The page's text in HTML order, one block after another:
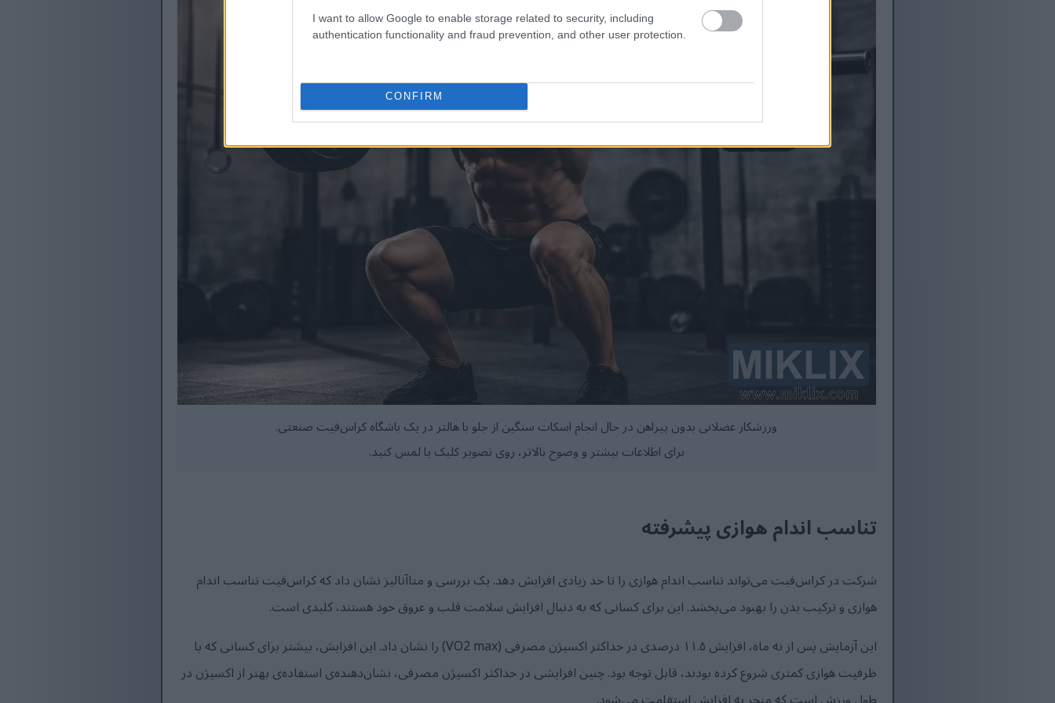
I want to allow Google to enable storage related to security, including
authentication functionality and fraud prevention, and other user protection.
CONFIRM
ورزشکار عضلانی بدون پیراهن در حال انجام اسکات سنگین از جلو با هالتر در یک باشگاه کراس‌فیت صنعتی.
برای اطلاعات بیشتر و وضوح بالاتر، روی تصویر کلیک یا لمس کنید.
تناسب اندام هوازی پیشرفته
شرکت در کراس‌فیت می‌تواند تناسب اندام هوازی را تا حد زیادی افزایش دهد. یک بررسی و متاآنالیز نشان داد که کراس‌فیت تناسب اندام
هوازی و ترکیب بدن را بهبود می‌بخشد. این برای کسانی که به دنبال افزایش سلامت قلب و عروق خود هستند، کلیدی است.
این آزمایش پس از نه ماه، افزایش ۱۱.۵ درصدی در حداکثر اکسیژن مصرفی (VO2 max) را نشان داد. این افزایش، بیشتر برای کسانی که با
ظرفیت هوازی کمتری شروع کرده بودند، قابل توجه بود. چنین افزایشی در حداکثر اکسیژن مصرفی، نشان‌دهنده‌ی استفاده‌ی بهتر از اکسیژن در